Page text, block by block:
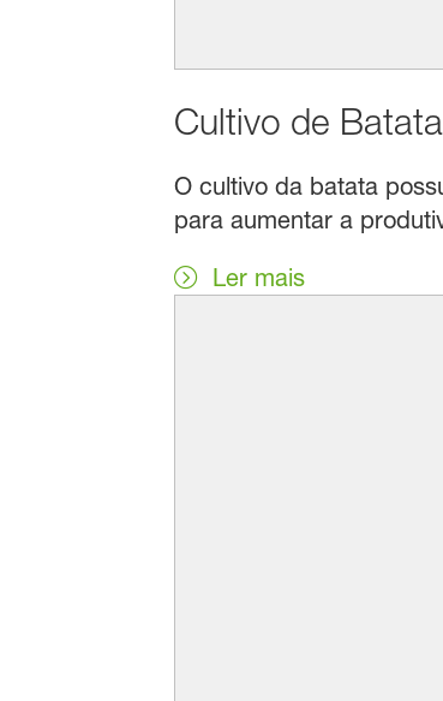
Cultivo de
O cultivo da batata
para aumentar a
Ler mais